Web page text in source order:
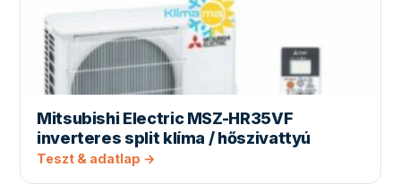
Mitsubishi Electric MSZ-HR35VF
inverteres split klíma / hőszivattyú
Teszt & adatlap →